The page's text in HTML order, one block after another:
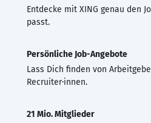
Entdecke mit XING genau den
passt.
Persönliche Job-Angebote
Lass Dich finden von
Recruiter·innen.
21 Mio. Mitglieder